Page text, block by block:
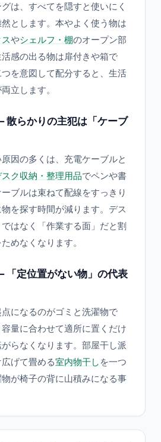
は、すべてを隠すと使いにく
とします。本やよく使う物は
やシェルフ・棚のオープン部
感の出る物は扉付きや箱で
を意図して配分すると、生活
立します。
散らかりの主犯は「ケーブ
因の多くは、充電ケーブルと
スク収納・整理用品でペンや書
ブルは束ねて配線をすっきり
を探す時間が減ります。デス
はなく「作業する面」だと割
めなくなります。
「定位置がない物」の代表
になるのがゴミと洗濯物で
容量に合わせて適所に置くだけ
らなくなります。部屋干し派
げて畳める室内物干し を一つ
が椅子の背に山積みになる事